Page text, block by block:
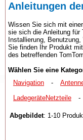
Anleitungen
Wissen Sie sich mit
sie sich die Anleitung für
Installierung,
Sie finden Ihr Produkt
des betreffenden
Wählen Sie eine
Navigation
-
LadegeräteNetzteile
-
Abgebildet: 1-10